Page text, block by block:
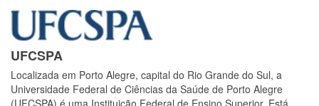
UFCSPA
Localizada em Porto Alegre, capital do Rio Grande do Sul, a
Universidade Federal de Ciências da Saúde de Porto Alegre
(UFCSPA) é uma Instituição Federal de Ensino Superior. Está...